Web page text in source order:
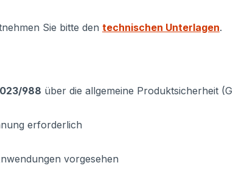
Sie bitte den technischen Unterlagen.
988 über die allgemeine Produktsicherheit
erforderlich
vorgesehen